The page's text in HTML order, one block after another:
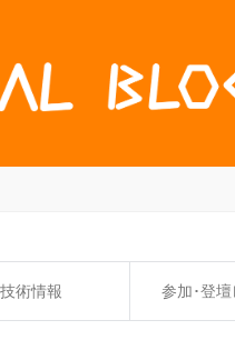
技術情報 参加･登壇